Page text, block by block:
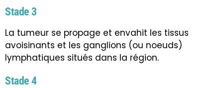
Stade 3
La tumeur se propage et envahit les tissus
avoisinants et les ganglions (ou noeuds)
lymphatiques situés dans la région.
Stade 4